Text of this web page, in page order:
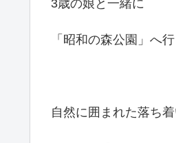
3歳の娘と一緒に
「昭和の森公園」へ
自然に囲まれた落ち